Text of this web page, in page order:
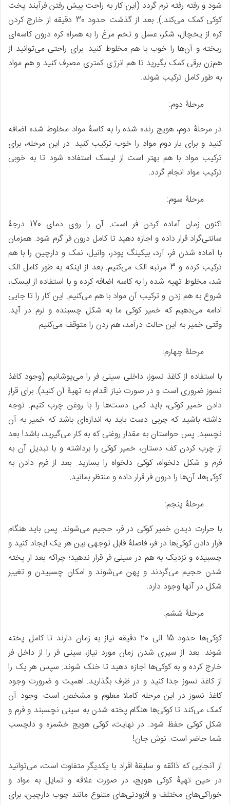
شود و رفته رفته نرم گردد (این کار به راحت پیش رفتن فرآیند پخت
کوکی کمک می‌کند.). بعد از گذشت حدود 30 دقیقه از خارج کردن
کره از یخچال، شکر، عسل و تخم مرغ را به همراه کره درون کاسه‌ای
ریخته و آن‌ها را خوب با هم مخلوط کنید. برای راحتی می‌توانید از
هم‌زن برقی کمک بگیرید تا هم انرژی کمتری مصرف کنید و هم مواد
به طور کامل ترکیب شوند.
مرحلۀ دوم:
در مرحلۀ دوم، هویج رنده شده را به کاسۀ مواد مخلوط شده اضافه
کنید و برای بار دوم مواد را خوب ترکیب کنید. در این مرحله، برای
ترکیب مواد با هم بهتر است از لیسک استفاده شود تا به خوبی
ترکیب مواد انجام گردد.
مرحلۀ سوم:
اکنون زمان آماده کردن فر است. آن را روی دمای 170 درجۀ
سانتی‌گراد قرار داده و اجازه دهید تا کامل درون فر گرم شود. همزمان
با آماده شدن فر، آرد، بیکینگ پودر، وانیل، نمک و دارچین را با هم
ترکیب کرده و 3 مرتبه الک می‌کنیم. بعد از اینکه به طور کامل الک
شد، مخلوط تهیه شده را به کاسه اضافه کرده و با استفاده از لیسک،
شروع به هم زدن و ترکیب آن مواد با هم می‌کنیم. این کار را تا جایی
ادامه می‌دهیم که خمیر کوکی ما به شکل چسبنده و نرم در آید.
وقتی خمیر به این حالت درآمد، هم زدن را متوقف می‌کنیم.
مرحلۀ چهارم:
با استفاده از کاغذ نسوز، داخلی سینی فر را می‌پوشانیم (وجود کاغذ
نسوز ضروری است و در صورت نیاز اقدام به تهیۀ آن کنید). برای قرار
دادن خمیر کوکی، باید کمی دست‌ها را با روغن چرب کنیم. توجه
داشته باشید که چربی دست باید به اندازه‌ای باشد که خمیر به آن
نچسبد. پس حواستان به مقدار روغنی که به کار می‌گیرید، باشد! بعد
از چرب کردن کف دستان، خمیر کوکی را برداشته و با تبدیل آن به
فرم و شکل دلخواه، کوکی دلخواه را بسازید. بعد از فرم دادن به
کوکی‌ها، آن‌ها را درون فر قرار داده و منتظر بمانید.
مرحلۀ پنجم:
با حرارت دیدن خمیر کوکی در فر، حجیم می‌شوند. پس باید هنگام
قرار دادن کوکی‌ها در فر، فاصلۀ قابل توجهی بین هر یک ایجاد کنید و
چسبیده و نزدیک به هم در سینی فر قرار ندهید؛ چراکه بعد از پخته
شدن حجیم می‌گردند و پهن می‌شوند و امکان چسبیدن و تغییر
شکل در آنها وجود دارد.
مرحلۀ ششم:
کوکی‌ها حدود 15 الی 20 دقیقه نیاز به زمان دارند تا کامل پخته
شوند. بعد از سپری شدن زمان مورد نیاز، سینی فر را از داخل فر
خارج کرده و به کوکی‌ها اجازه دهید تا خنک شوند. سپس هر یک را
از کاغذ نسوز جدا کنید و در ظرف بگذارید. اهمیت و ضرورت وجود
کاغذ نسوز در این مرحله کاملا معلوم و مشخص است. وجود آن
کمک می‌کند تا کوکی‌ها هنگام پخته شدن به سینی نچسبند و فرم و
شکل کوکی حفظ شود. در نهایت، کوکی هویج خشمزه و دلچسب
شما حاضر است. نوش جان!
از آنجایی که ذائقه و سلیقۀ افراد با یکدیگر متفاوت است، می‌توانید
در حین تهیۀ کوکی هویج، در صورت علاقه و تمایل به مواد و
خوراکی‌های مختلف و افزودنی‌های متنوع مانند چوب دارچین، برای